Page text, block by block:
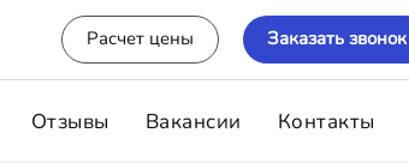
Расчет цены Заказать звонок
Отзывы Вакансии Контакты